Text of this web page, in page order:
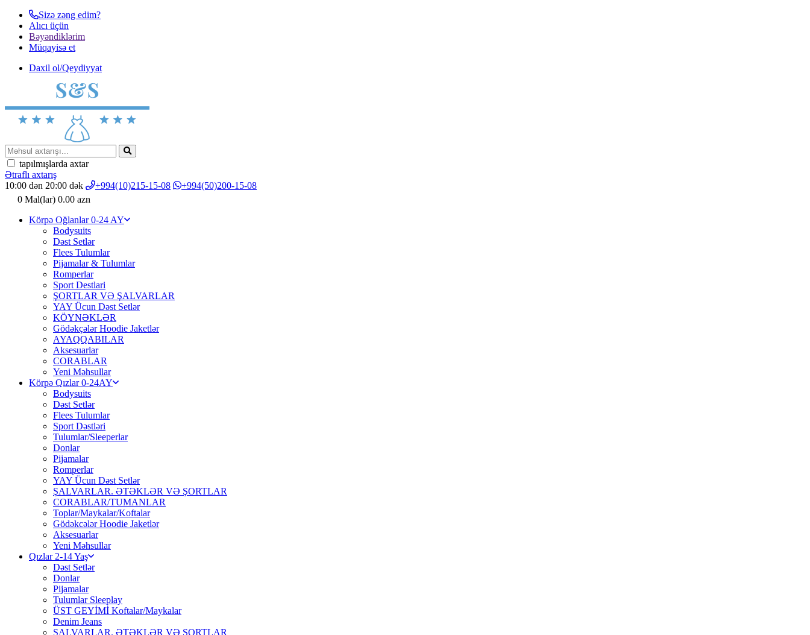
Sizə zəng edim?
Alıcı üçün
Bəyəndiklərim
Müqayisә et
Daxil ol/Qeydiyyat
tapılmışlarda axtar
Ətraflı axtarış
10:00 dən 20:00 dək
+994(10)215-15-08
+994(50)200-15-08
0 Mal(lar) 0.00 azn
Körpə Oğlanlar 0-24 AY
Bodysuits
Dəst Setlər
Flees Tulumlar
Pijamalar & Tulumlar
Romperlar
Sport Destlari
ŞORTLAR VƏ ŞALVARLAR
YAY Ücun Dəst Setlər
KÖYNƏKLƏR
Gödəkçələr Hoodie Jaketlər
AYAQQABILAR
Aksesuarlar
CORABLAR
Yeni Məhsullar
Körpə Qızlar 0-24AY
Bodysuits
Dəst Setlər
Flees Tulumlar
Sport Dəstləri
Tulumlar/Sleeperlar
Donlar
Pijamalar
Romperlar
YAY Ücun Dəst Setlər
ŞALVARLAR. ƏTƏKLƏR VƏ ŞORTLAR
CORABLAR/TUMANLAR
Toplar/Maykalar/Koftalar
Gödəkcələr Hoodie Jaketlər
Aksesuarlar
Yeni Məhsullar
Qızlar 2-14 Yaş
Dəst Setlər
Donlar
Pijamalar
Tulumlar Sleeplay
ÜST GEYİMİ Koftalar/Maykalar
Denim Jeans
ŞALVARLAR. ƏTƏKLƏR VƏ ŞORTLAR